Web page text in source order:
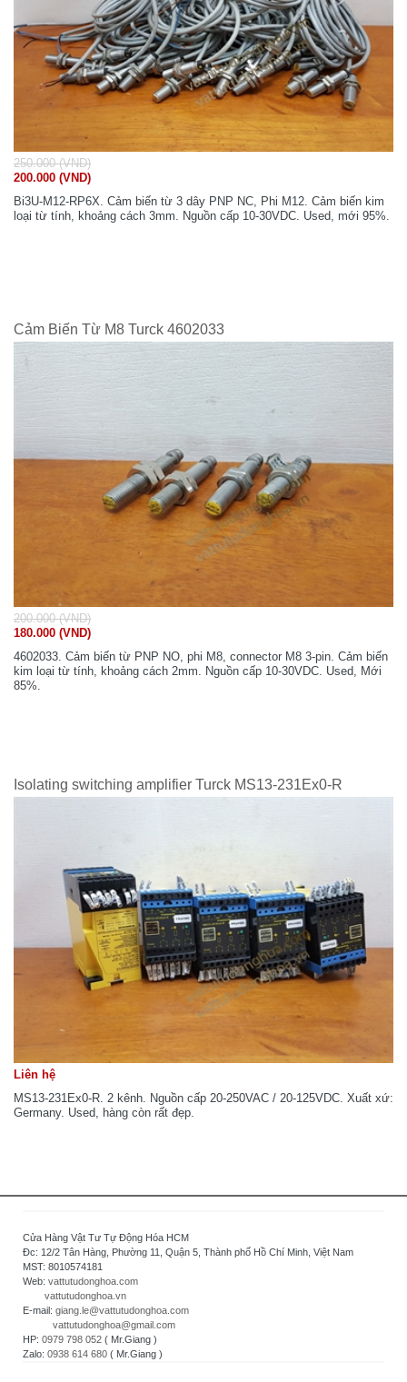
250.000 (VND)
200.000 (VND)
Bi3U-M12-RP6X. Cảm biến từ 3 dây PNP NC, Phi M12. Cảm biến kim
loại từ tính, khoảng cách 3mm. Nguồn cấp 10-30VDC. Used, mới 95%.
Cảm Biến Từ M8 Turck 4602033
200.000 (VND)
180.000 (VND)
4602033. Cảm biến từ PNP NO, phi M8, connector M8 3-pin. Cảm biến
kim loại từ tính, khoảng cách 2mm. Nguồn cấp 10-30VDC. Used, Mới
85%.
Isolating switching amplifier Turck MS13-231Ex0-R
Liên hệ
MS13-231Ex0-R. 2 kênh. Nguồn cấp 20-250VAC / 20-125VDC. Xuất xứ:
Germany. Used, hàng còn rất đẹp.
Cửa Hàng Vật Tư Tự Động Hóa HCM
Đc: 12/2 Tân Hàng, Phường 11, Quận 5, Thành phố Hồ Chí Minh, Việt Nam
MST: 8010574181
Web: vattutudonghoa.com
vattutudonghoa.vn
E-mail: giang.le@vattutudonghoa.com
vattutudonghoa@gmail.com
HP: 0979 798 052 ( Mr.Giang )
Zalo: 0938 614 680 ( Mr.Giang )